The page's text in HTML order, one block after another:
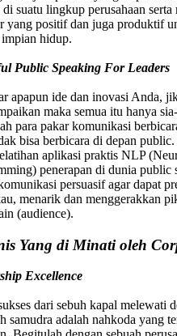
di suatu lingkup perusahaan serta
yang positif dan juga produktif
impian hidup.
Public Speaking For Leaders
apapun ide dan inovasi Anda,
maka semua itu hanya
para pakar komunikasi
bisa berbicara di depan
aplikasi praktis NLP
penerapan di dunia public
persuasif agar dapat
menarik dan menggerakkan
(audience).
Yang di Minati oleh
Excellence
dari sebuh kapal melewati
samudra adalah nahkoda yang